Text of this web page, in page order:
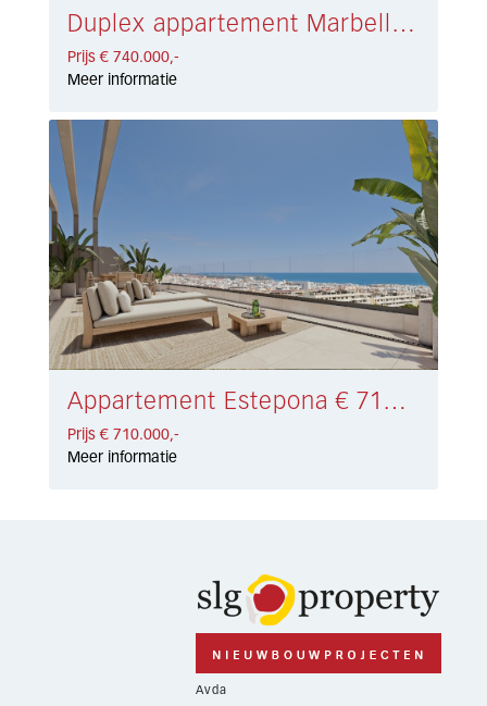
Duplex appartement Marbella East € 740.000,-
Prijs € 740.000,-
Meer informatie
Appartement Estepona € 710.000,-
Prijs € 710.000,-
Meer informatie
Avda